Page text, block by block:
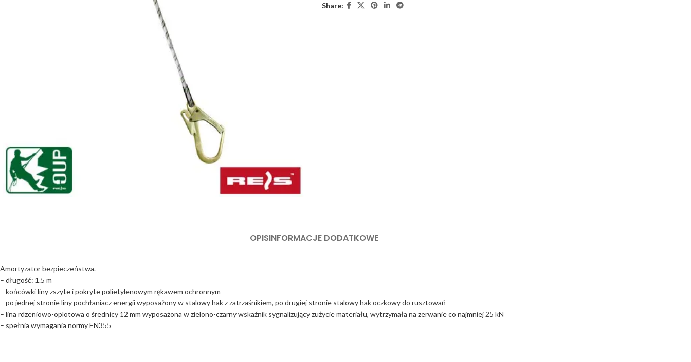
Share:
OPISINFORMACJE DODATKOWE
Amortyzator bezpieczeństwa.
– długość: 1.5 m
– końcówki liny zszyte i pokryte polietylenowym rękawem ochronnym
– po jednej stronie liny pochłaniacz energii wyposażony w stalowy hak z zatrzaśnikiem, po drugiej stronie stalowy hak oczkowy do rusztowań
– lina rdzeniowo-oplotowa o średnicy 12 mm wyposażona w zielono-czarny wskaźnik sygnalizujący zużycie materiału, wytrzymała na zerwanie co najmniej 25 kN
– spełnia wymagania normy EN355